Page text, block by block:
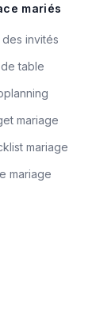
mariés
des invités
table
mariage
mariage
mariage